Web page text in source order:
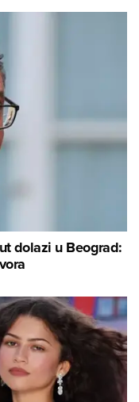
dolazi u Beograd: